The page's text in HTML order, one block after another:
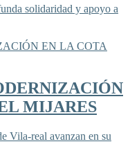
solidaridad y apoyo a
MIJARES
Vila-real avanzan en su